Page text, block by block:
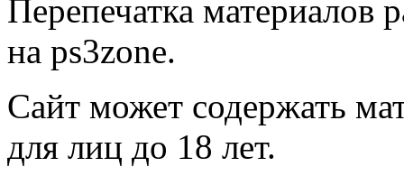
Перепечатка материалов
на ps3zone.
Сайт может содержать
для лиц до 18 лет.